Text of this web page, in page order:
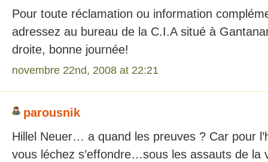
Pour toute réclamation ou information
adressez au bureau de la C.I.A situé à
droite, bonne journée!
novembre 22nd, 2008 at 22:21
parousnik
Hillel Neuer… a quand les preuves ? Car pour
vous léchez s’effondre…sous les assauts de la